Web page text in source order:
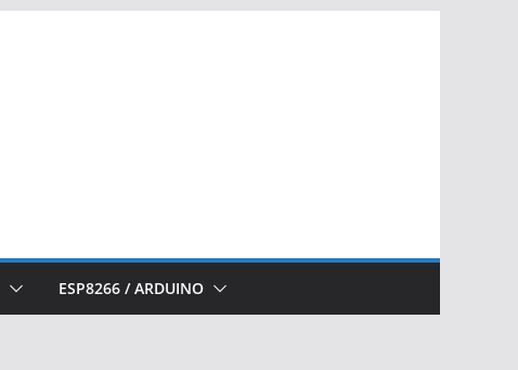
ESP8266 / ARDUINO